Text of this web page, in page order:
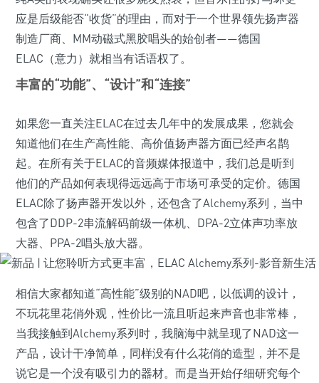
应是后级能否“收货”的理由，而对于一个世界领先扬声器
制造厂商、MM动磁式黑胶唱头的始创者——德国
ELAC（意力）就相当有话语权了。
丰富的“功能”、“设计”和“连接”
如果您一直关注ELAC在过去几年中的发展成果，您就会
知道他们在生产高性能、高价值扬声器方面已经声名鹊
起。在所有关于ELAC的音频媒体报道中，我们总是听到
他们的产品如何表现得远远高于市场可承受的定价。德国
ELAC除了扬声器开发以外，还包含了Alchemy系列，当中
包含了DDP-2串流解码前级一体机、DPA-2立体声功率放
大器、PPA-2唱头放大器。
相信大家都知道“高性能”级别的NAD吧，以低调的设计，
不玩花里花俏外观，性价比一流且听起来声音也非常棒，
当我接触到Alchemy系列时，我脑海中就呈现了NAD这一
产品，设计干净简单，同样没有什么花俏的造型，并不是
说它是一个没有吸引力的器材。而是当开始仔细研究每个